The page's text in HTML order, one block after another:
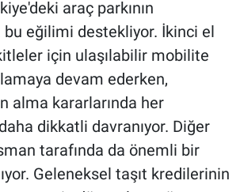
araç parkının
bu eğilimi destekliyor. İkinci el
için ulaşılabilir mobilite
devam ederken,
alma kararlarında her
dikkatli davranıyor. Diğer
tarafında da önemli bir
Geleneksel taşıt kredilerinin